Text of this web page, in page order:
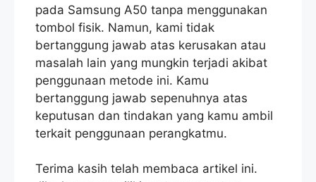
pada Samsung A50 tanpa menggunakan
tombol fisik. Namun, kami tidak
bertanggung jawab atas kerusakan atau
masalah lain yang mungkin terjadi akibat
penggunaan metode ini. Kamu
bertanggung jawab sepenuhnya atas
keputusan dan tindakan yang kamu ambil
terkait penggunaan perangkatmu.
Terima kasih telah membaca artikel ini.